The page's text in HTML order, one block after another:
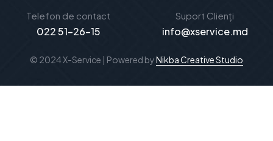
© 2024 X-Service | Powered byNikba Creative Studio
Telefon de contact
022 51-26-15
Suport Clienți
info@xservice.md